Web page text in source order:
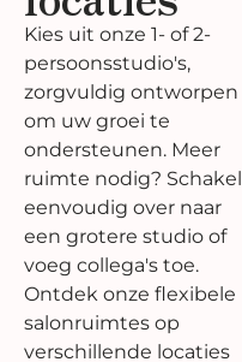
Kies uit onze 1- of 2-
persoonsstudio's,
zorgvuldig ontworpen
om uw groei te
ondersteunen. Meer
ruimte nodig? Schakel
eenvoudig over naar
een grotere studio of
voeg collega's toe.
Ontdek onze flexibele
salonruimtes op
verschillende locaties